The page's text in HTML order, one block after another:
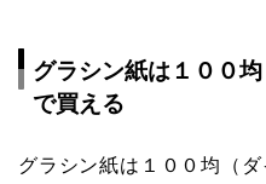
グラシン紙は１００
で買える
グラシン紙は１００均（